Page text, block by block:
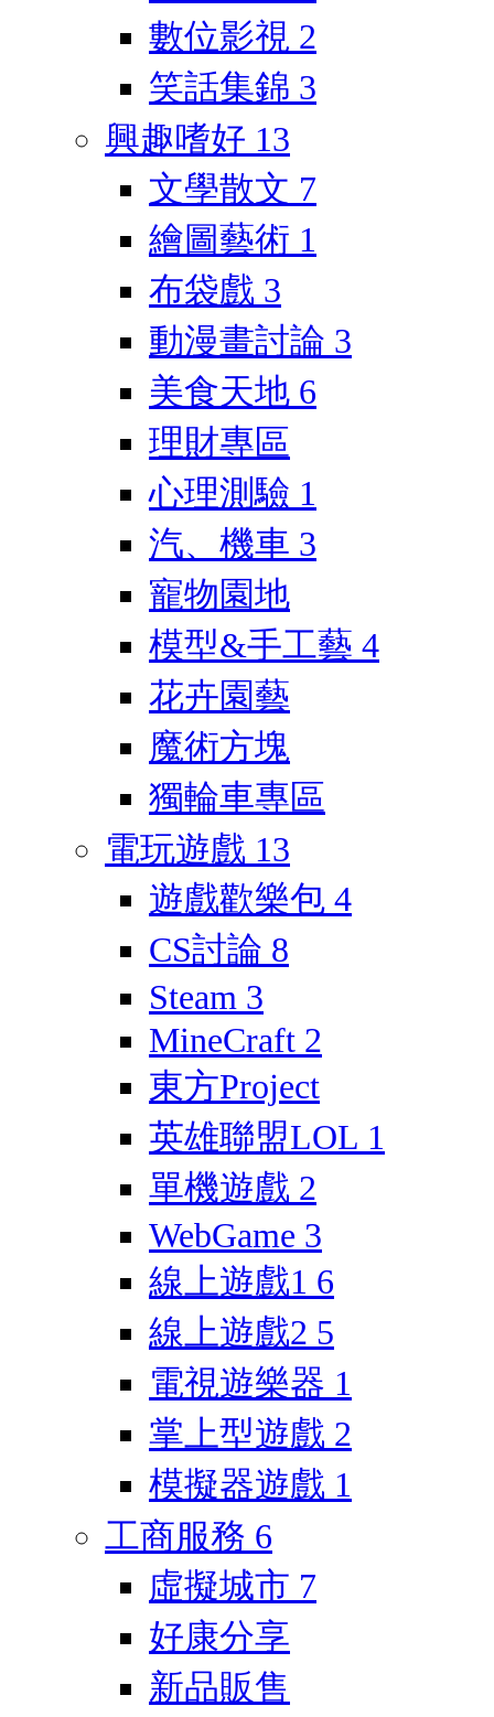
數位影視 2
笑話集錦 3
興趣嗜好 13
文學散文 7
繪圖藝術 1
布袋戲 3
動漫畫討論 3
美食天地 6
理財專區
心理測驗 1
汽、機車 3
寵物園地
模型&手工藝 4
花卉園藝
魔術方塊
獨輪車專區
電玩遊戲 13
遊戲歡樂包 4
CS討論 8
Steam 3
MineCraft 2
東方Project
英雄聯盟LOL 1
單機遊戲 2
WebGame 3
線上遊戲1 6
線上遊戲2 5
電視遊樂器 1
掌上型遊戲 2
模擬器遊戲 1
工商服務 6
虛擬城市 7
好康分享
新品販售